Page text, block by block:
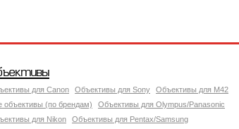
для Canon Объективы для Sony
Объективы для M42
объективы (по брендам)
Объективы для Olympus/Panasonic
для Nikon
Объективы для Pentax/Samsung